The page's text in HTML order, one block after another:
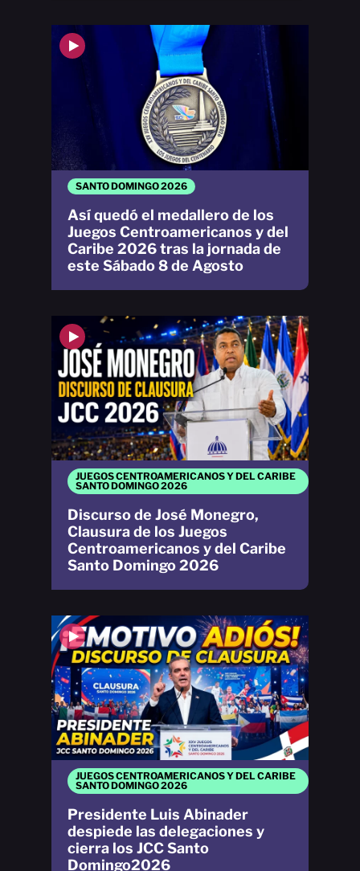
JUEGOS CENTROAMERICANOS Y DEL CARIBE
SANTO DOMINGO 2026
Presidente Luis Abinader
despiede las delegaciones y
cierra los JCC Santo
Domingo2026
JUEGOS CENTROAMERICANOS Y DEL CARIBE
SANTO DOMINGO 2026
Discurso de José Monegro,
Clausura de los Juegos
Centroamericanos y del Caribe
Santo Domingo 2026
SANTO DOMINGO 2026
Así quedó el medallero de los
Juegos Centroamericanos y del
Caribe 2026 tras la jornada de
este Sábado 8 de Agosto